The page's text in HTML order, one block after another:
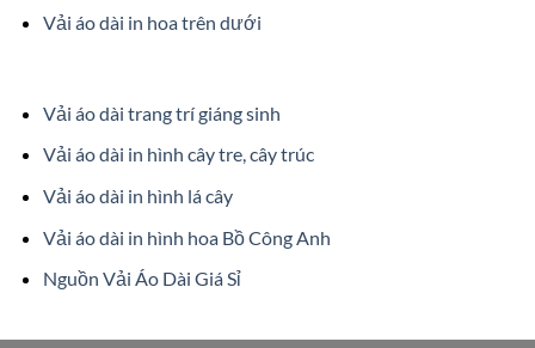
Vải áo dài in hoa trên dưới
Vải áo dài trang trí giáng sinh
Vải áo dài in hình cây tre, cây trúc
Vải áo dài in hình lá cây
Vải áo dài in hình hoa Bồ Công Anh
Nguồn Vải Áo Dài Giá Sỉ